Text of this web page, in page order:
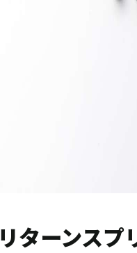
リターンスプ